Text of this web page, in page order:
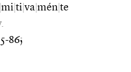
mi ti va mén te
86;